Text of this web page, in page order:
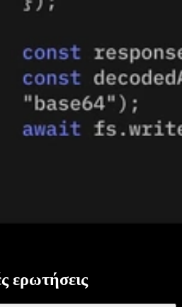
ερωτήσεις